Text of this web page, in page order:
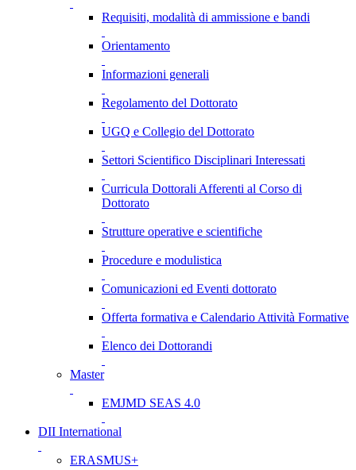
Requisiti, modalità di ammissione e bandi
Orientamento
Informazioni generali
Regolamento del Dottorato
UGQ e Collegio del Dottorato
Settori Scientifico Disciplinari Interessati
Curricula Dottorali Afferenti al Corso di
Dottorato
Strutture operative e scientifiche
Procedure e modulistica
Comunicazioni ed Eventi dottorato
Offerta formativa e Calendario Attività Formative
Elenco dei Dottorandi
Master
EMJMD SEAS 4.0
DII International
ERASMUS+